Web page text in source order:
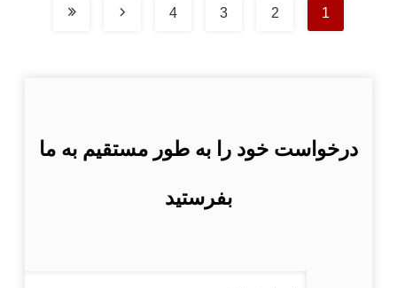
1
2
3
4
درخواست خود را به طور مستقیم به ما
بفرستید